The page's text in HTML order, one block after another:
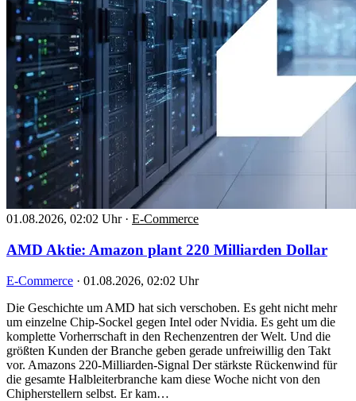
01.08.2026, 02:02 Uhr · E-Commerce
AMD Aktie: Amazon plant 220 Milliarden Dollar
E-Commerce · 01.08.2026, 02:02 Uhr
Die Geschichte um AMD hat sich verschoben. Es geht nicht mehr
um einzelne Chip-Sockel gegen Intel oder Nvidia. Es geht um die
komplette Vorherrschaft in den Rechenzentren der Welt. Und die
größten Kunden der Branche geben gerade unfreiwillig den Takt
vor. Amazons 220-Milliarden-Signal Der stärkste Rückenwind für
die gesamte Halbleiterbranche kam diese Woche nicht von den
Chipherstellern selbst. Er kam…